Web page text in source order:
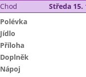
Chod Středa 15.
Polévka
Jídlo
Příloha
Doplněk
Nápoj